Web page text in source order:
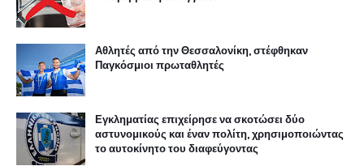
Αθλητές από την Θεσσαλονίκη, στέφθηκαν
Παγκόσμιοι πρωταθλητές
Εγκληματίας επιχείρησε να σκοτώσει δύο
αστυνομικούς και έναν πολίτη, χρησιμοποιώντας
το αυτοκίνητο του διαφεύγοντας